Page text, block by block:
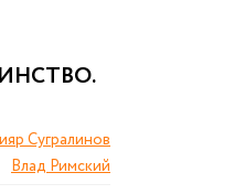
Сугралинов
Влад Римский